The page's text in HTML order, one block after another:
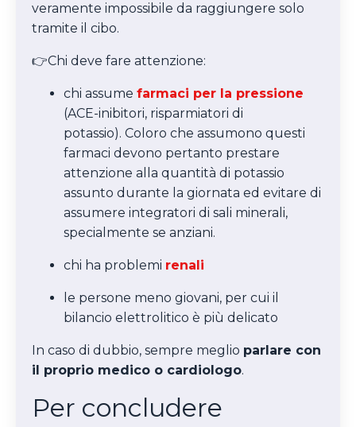
veramente impossibile da raggiungere solo
tramite il cibo.
👉Chi deve fare attenzione:
chi assume farmaci per la pressione
(ACE-inibitori, risparmiatori di
potassio). Coloro che assumono questi
farmaci devono pertanto prestare
attenzione alla quantità di potassio
assunto durante la giornata ed evitare di
assumere integratori di sali minerali,
specialmente se anziani.
chi ha problemi renali
le persone meno giovani, per cui il
bilancio elettrolitico è più delicato
In caso di dubbio, sempre meglio parlare con
il proprio medico o cardiologo.
Per concludere